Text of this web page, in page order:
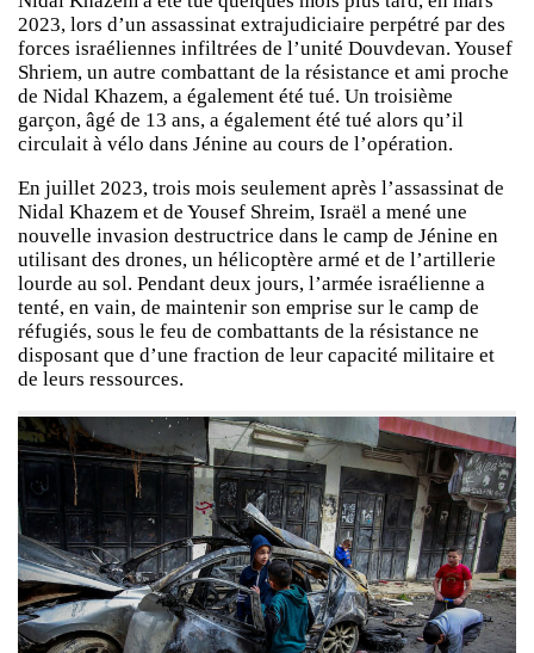
2023, lors d’un assassinat extrajudiciaire perpétré par des
forces israéliennes infiltrées de l’unité Douvdevan. Yousef
Shriem, un autre combattant de la résistance et ami proche
de Nidal Khazem, a également été tué. Un troisième
garçon, âgé de 13 ans, a également été tué alors qu’il
circulait à vélo dans Jénine au cours de l’opération.
En juillet 2023, trois mois seulement après l’assassinat de
Nidal Khazem et de Yousef Shreim, Israël a mené une
nouvelle invasion destructrice dans le camp de Jénine en
utilisant des drones, un hélicoptère armé et de l’artillerie
lourde au sol. Pendant deux jours, l’armée israélienne a
tenté, en vain, de maintenir son emprise sur le camp de
réfugiés, sous le feu de combattants de la résistance ne
disposant que d’une fraction de leur capacité militaire et
de leurs ressources.